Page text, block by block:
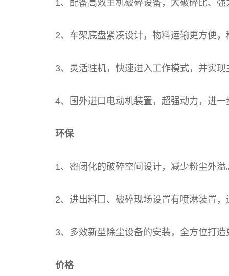
1、配备高效主机破碎设备，大破碎比、强
2、车架底盘紧凑设计，物料运输更方便，
3、灵活驻机，快速进入工作模式，并实现
4、国外进口电动机装置，超强动力，进一
环保
1、密闭化的破碎空间设计，减少粉尘外溢
2、进出料口、破碎现场设置有喷淋装置，
3、多效新型除尘设备的安装，全方位打造
价格